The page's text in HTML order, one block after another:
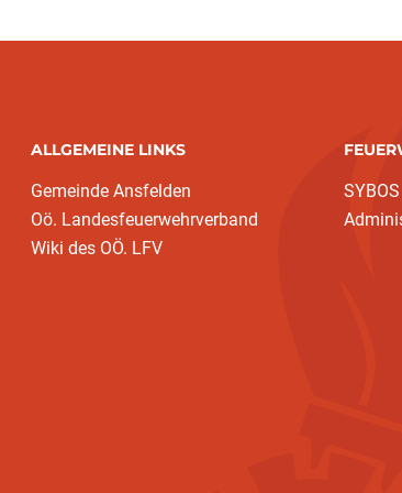
ALLGEMEINE LINKS
Gemeinde Ansfelden
Oö. Landesfeuerwehrverband
Wiki des OÖ. LFV
SYBOS